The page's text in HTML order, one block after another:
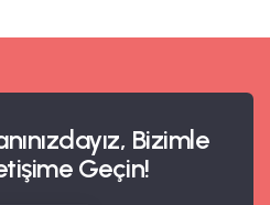
Bizimle
Geçin!